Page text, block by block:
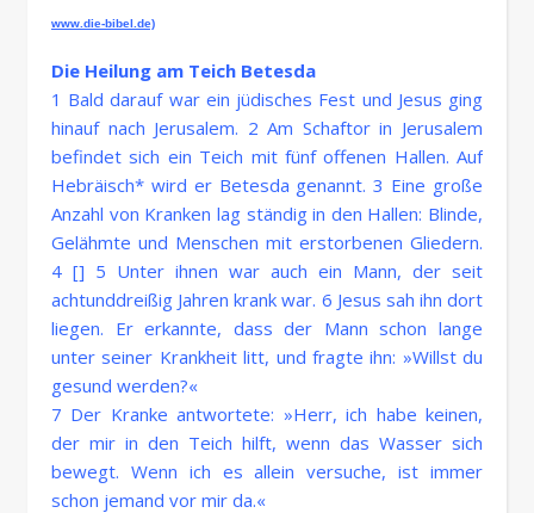
www.die-bibel.de)
Die Heilung am Teich Betesda
1 Bald darauf war ein jüdisches Fest und Jesus ging
hinauf nach Jerusalem. 2 Am Schaftor in Jerusalem
befindet sich ein Teich mit fünf offenen Hallen. Auf
Hebräisch* wird er Betesda genannt. 3 Eine große
Anzahl von Kranken lag ständig in den Hallen: Blinde,
Gelähmte und Menschen mit erstorbenen Gliedern.
4 [] 5 Unter ihnen war auch ein Mann, der seit
achtunddreißig Jahren krank war. 6 Jesus sah ihn dort
liegen. Er erkannte, dass der Mann schon lange
unter seiner Krankheit litt, und fragte ihn: »Willst du
gesund werden?«
7 Der Kranke antwortete: »Herr, ich habe keinen,
der mir in den Teich hilft, wenn das Wasser sich
bewegt. Wenn ich es allein versuche, ist immer
schon jemand vor mir da.«